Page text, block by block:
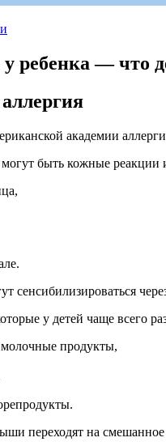
ребенка — что
академии
быть кожные
сенсибилизироваться
у детей чаще всего
продукты,
переходят на